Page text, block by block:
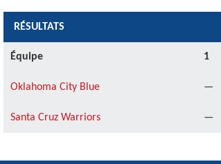
RÉSULTATS
Équipe 1
Oklahoma City Blue —
Santa Cruz Warriors —